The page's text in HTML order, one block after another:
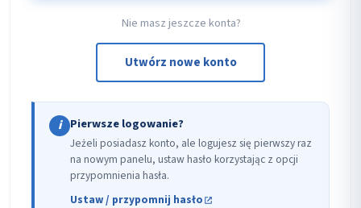
Nie masz jeszcze konta?
Utwórz nowe konto
i Pierwsze logowanie?
Jeżeli posiadasz konto, ale logujesz się pierwszy raz
na nowym panelu, ustaw hasło korzystając z opcji
przypomnienia hasła.
Ustaw / przypomnij hasło